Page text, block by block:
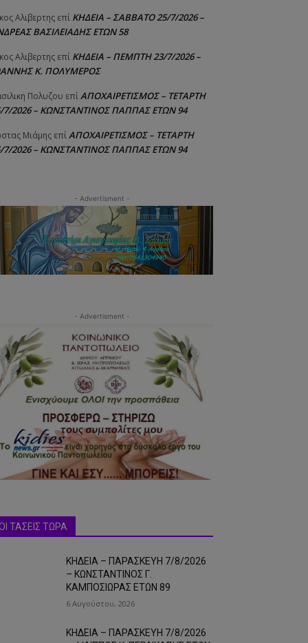
Αλιβερτης επί ΚΗΔΕΙΑ – ΣΑΒΒΑΤΟ 25/7/2026 –
ΒΑΣΙΛΕΙΑΔΗΣ ΕΤΩΝ 58
Αλιβερτης επί ΚΗΔΕΙΑ – ΠΕΜΠΤΗ 23/7/2026 –
Κ. ΠΟΛΥΜΕΡΟΣ
Πολυζου επίΑΠΟΧΑΙΡΕΤΙΣΜΟΣ – ΤΕΤΑΡΤΗ
7/2026 – ΚΩΝΣΤΑΝΤΙΝΟΣ ΠΑΠΠΑΣ ΕΤΩΝ 94
Μιάμης επίΑΠΟΧΑΙΡΕΤΙΣΜΟΣ – ΤΕΤΑΡΤΗ
7/2026 – ΚΩΝΣΤΑΝΤΙΝΟΣ ΠΑΠΠΑΣ ΕΤΩΝ 94
- Advertisment -
- Advertisment -
ΤΑΣΕΙΣ ΤΩΡΑ
ΚΗΔΕΙΑ – ΠΑΡΑΣΚΕΥΗ 7/8/2026
– ΚΩΝΣΤΑΝΤΙΝΟΣ Γ.
ΚΑΜΠΟΣΙΩΡΑΣ ΕΤΩΝ 89
6 Αυγούστου, 2026
ΚΗΔΕΙΑ – ΠΑΡΑΣΚΕΥΗ 7/8/2026